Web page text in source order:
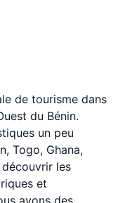
de tourisme dans
du Bénin.
un peu
Togo, Ghana,
les
et
avons des